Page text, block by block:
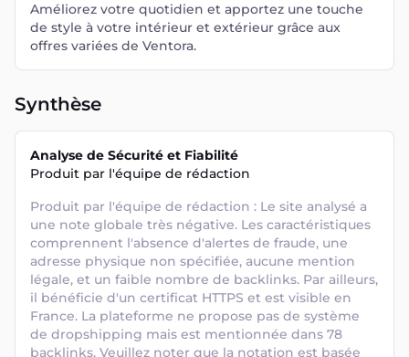
Améliorez votre quotidien et apportez une touche
de style à votre intérieur et extérieur grâce aux
offres variées de Ventora.
Synthèse
Analyse de Sécurité et Fiabilité
Produit par l'équipe de rédaction
Produit par l'équipe de rédaction : Le site analysé a
une note globale très négative. Les caractéristiques
comprennent l'absence d'alertes de fraude, une
adresse physique non spécifiée, aucune mention
légale, et un faible nombre de backlinks. Par ailleurs,
il bénéficie d'un certificat HTTPS et est visible en
France. La plateforme ne propose pas de système
de dropshipping mais est mentionnée dans 78
backlinks. Veuillez noter que la notation est basée